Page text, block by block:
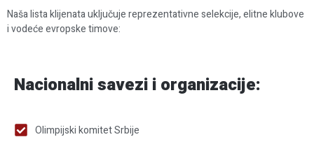
Naša lista klijenata uključuje reprezentativne selekcije, elitne klubove
i vodeće evropske timove:
Nacionalni savezi i organizacije:
Olimpijski komitet Srbije